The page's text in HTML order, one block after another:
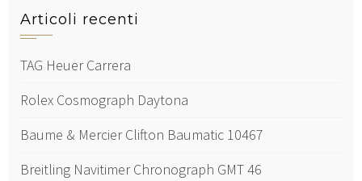
Articoli recenti
TAG Heuer Carrera
Rolex Cosmograph Daytona
Baume & Mercier Clifton Baumatic 10467
Breitling Navitimer Chronograph GMT 46